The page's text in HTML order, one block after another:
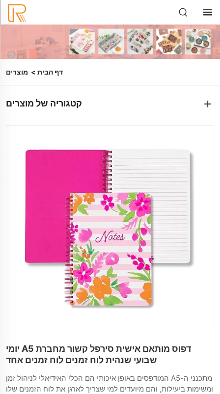
דף הבית > מוצרים
קטגוריה של מוצרים
דפוס מותאם אישית סירפל קשור מחברת A5 יומי
שבועי שנהית לוח זמנים לוח זמנים אחד
מתכנני ה-A5 המודפסים באופן איכותי הם הכלי האידיאלי לניהול זמן
ומשימות ביעילות, והם מיועדים למי שצריך לארגן את לוח הזמנים שלו